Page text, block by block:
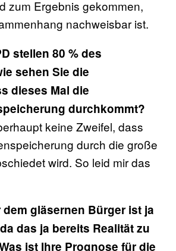
zum Ergebnis gekommen,
nachweisbar ist.
stellen 80 % des
sehen Sie die
dieses Mal die
durchkommt?
keine Zweifel, dass
durch die große
wird. So leid mir das
gläsernen Bürger ist ja
das ja bereits Realität zu
ist Ihre Prognose für die